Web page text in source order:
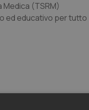
(TSRM)
ed educativo per tutto